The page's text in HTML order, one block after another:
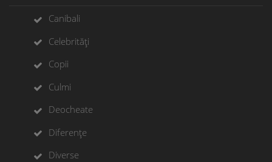
Canibali
Celebrități
Copii
Culmi
Deocheate
Diferențe
Diverse